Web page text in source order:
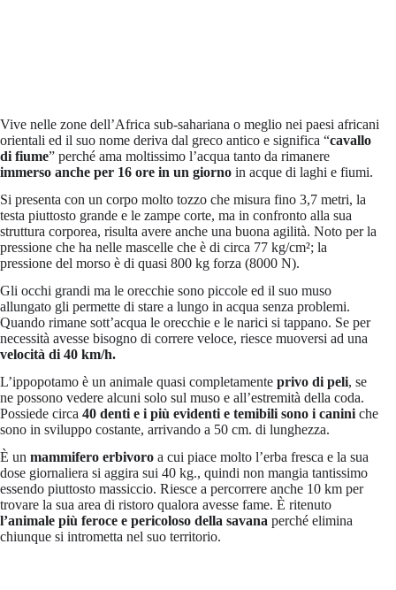
Vive nelle zone dell’Africa sub-sahariana o meglio nei paesi africani
orientali ed il suo nome deriva dal greco antico e significa “cavallo
di fiume” perché ama moltissimo l’acqua tanto da rimanere
immerso anche per 16 ore in un giorno in acque di laghi e fiumi.
Si presenta con un corpo molto tozzo che misura fino 3,7 metri, la
testa piuttosto grande e le zampe corte, ma in confronto alla sua
struttura corporea, risulta avere anche una buona agilità. Noto per la
pressione che ha nelle mascelle che è di circa 77 kg/cm²; la
pressione del morso è di quasi 800 kg forza (8000 N).
Gli occhi grandi ma le orecchie sono piccole ed il suo muso
allungato gli permette di stare a lungo in acqua senza problemi.
Quando rimane sott’acqua le orecchie e le narici si tappano. Se per
necessità avesse bisogno di correre veloce, riesce muoversi ad una
velocità di 40 km/h.
L’ippopotamo è un animale quasi completamente privo di peli, se
ne possono vedere alcuni solo sul muso e all’estremità della coda.
Possiede circa 40 denti e i più evidenti e temibili sono i canini che
sono in sviluppo costante, arrivando a 50 cm. di lunghezza.
È un mammifero erbivoro a cui piace molto l’erba fresca e la sua
dose giornaliera si aggira sui 40 kg., quindi non mangia tantissimo
essendo piuttosto massiccio. Riesce a percorrere anche 10 km per
trovare la sua area di ristoro qualora avesse fame. È ritenuto
l’animale più feroce e pericoloso della savana perché elimina
chiunque si intrometta nel suo territorio.